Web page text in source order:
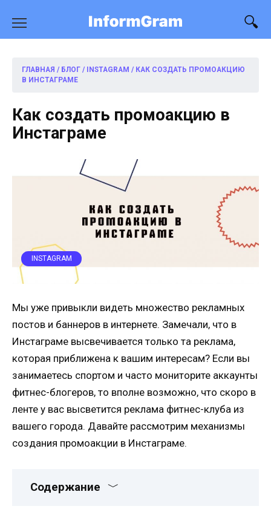
содержанию
ГЛАВНАЯ / БЛОГ / INSTAGRAM / КАК СОЗДАТЬ ПРОМОАКЦИЮ
В ИНСТАГРАМЕ
Как создать промоакцию в
Инстаграме
INSTAGRAM
Мы уже привыкли видеть множество рекламных
постов и баннеров в интернете. Замечали, что в
Инстаграме высвечивается только та реклама,
которая приближена к вашим интересам? Если вы
занимаетесь спортом и часто мониторите аккаунты
фитнес-блогеров, то вполне возможно, что скоро в
ленте у вас высветится реклама фитнес-клуба из
вашего города. Давайте рассмотрим механизмы
создания промоакции в Инстаграме.
Содержание